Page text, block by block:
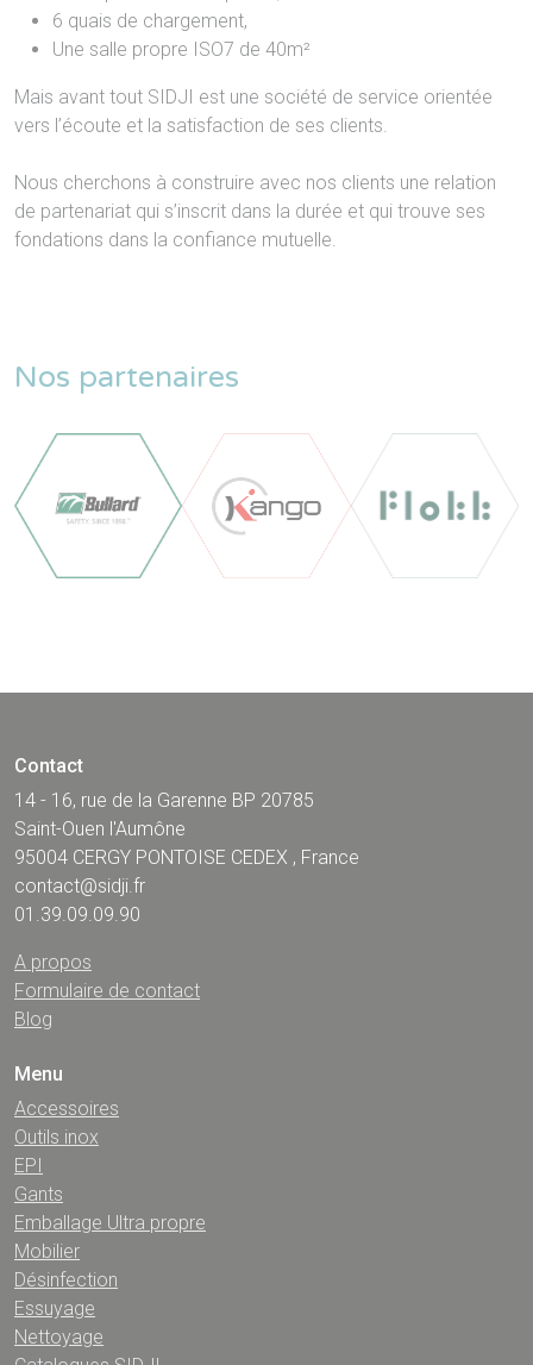
5 000 m² sur 9 mètres de haut,
3 000 palettes de capacité,
Une salle propre ISO7 de 40m²
vers l’écoute et la satisfaction de ses clients.
Nous cherchons à construire avec nos clients une relation
Nos partenaires
Contact
14 - 16, rue de la Garenne BP 20785
Saint-Ouen l'Aumône
95004 CERGY PONTOISE CEDEX , France
01.39.09.09.90
A propos
Blog
Menu
Accessoires
Outils inox
EPI
Gants
Emballage Ultra propre
Mobilier
Désinfection